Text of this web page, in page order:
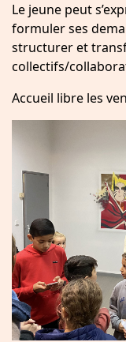
Le jeune peut
formuler ses
structurer et
collectifs/
Accueil libre les